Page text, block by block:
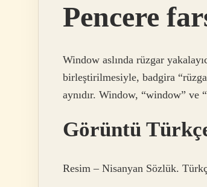
Pencere
Window aslında rüzgar
birleştirilmesiyle, badgira
aynıdır. Window, “window” ve
Görüntü
Resim – Nisanyan Sözlük.